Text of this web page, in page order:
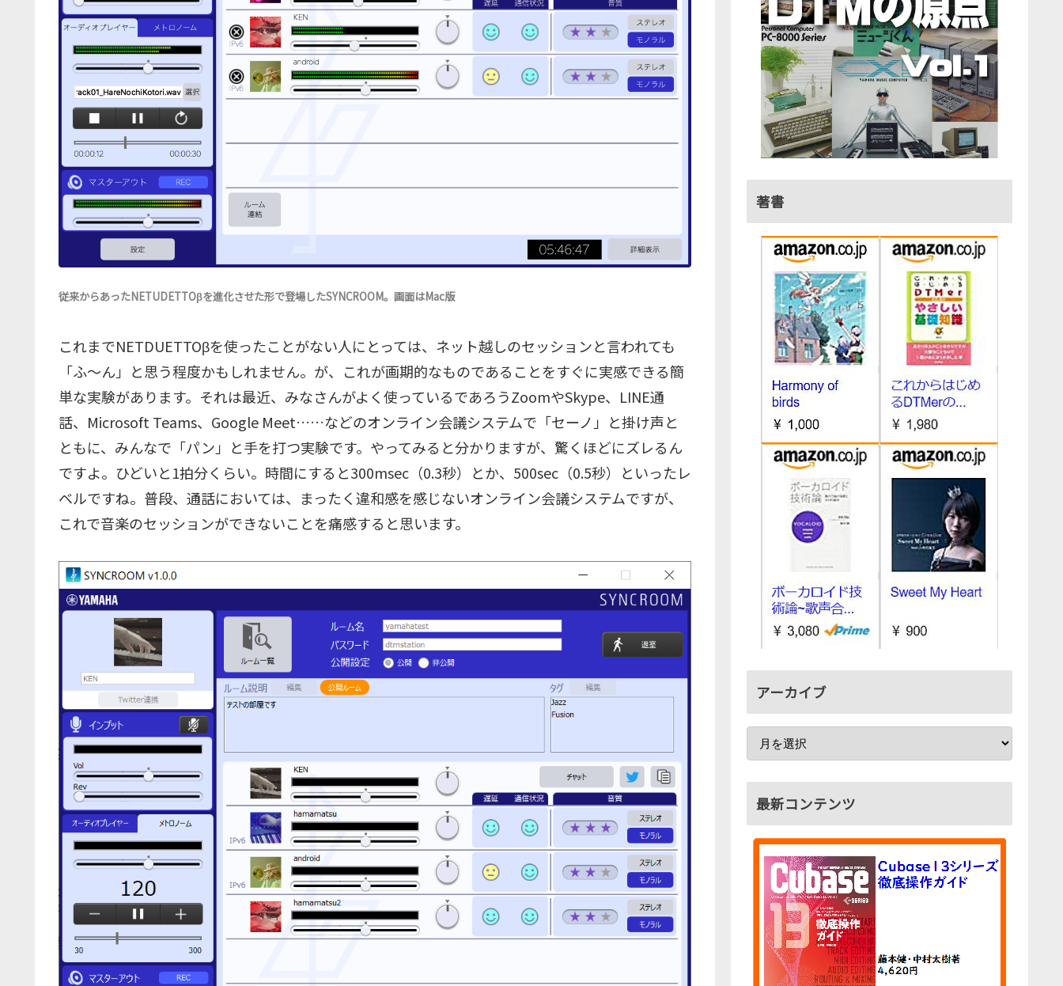
従来からあったNETUDETTOβを進化させた形で登場したSYNCROOM。画面はMac版
これまでNETDUETTOβを使ったことがない人にとっては、ネット越しのセッションと言われても
「ふ～ん」と思う程度かもしれません。が、これが画期的なものであることをすぐに実感できる簡
単な実験があります。それは最近、みなさんがよく使っているであろうZoomやSkype、LINE通
話、Microsoft Teams、Google Meet……などのオンライン会議システムで「セーノ」と掛け声と
ともに、みんなで「パン」と手を打つ実験です。やってみると分かりますが、驚くほどにズレるん
ですよ。ひどいと1拍分くらい。時間にすると300msec（0.3秒）とか、500sec（0.5秒）といったレ
ベルですね。普段、通話においては、まったく違和感を感じないオンライン会議システムですが、
これで音楽のセッションができないことを痛感すると思います。
著書
アーカイブ
最新コンテンツ